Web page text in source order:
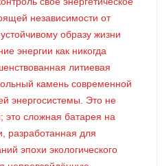
своё энергетическое
независимости от
образу жизни
энергии как никогда
литиевая
камень современной
энергосистемы. Это не
это сложная батарея на
разработанная для
эпохи экологического